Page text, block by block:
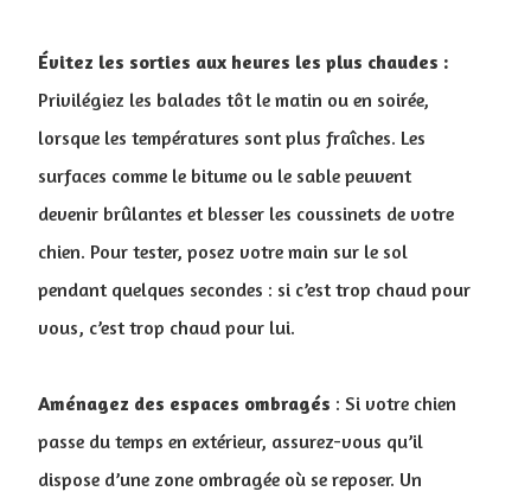
Évitez les sorties aux heures les plus chaudes :
Privilégiez les balades tôt le matin ou en soirée,
lorsque les températures sont plus fraîches. Les
surfaces comme le bitume ou le sable peuvent
devenir brûlantes et blesser les coussinets de votre
chien. Pour tester, posez votre main sur le sol
pendant quelques secondes : si c’est trop chaud pour
vous, c’est trop chaud pour lui.
Aménagez des espaces ombragés : Si votre chien
passe du temps en extérieur, assurez-vous qu’il
dispose d’une zone ombragée où se reposer. Un